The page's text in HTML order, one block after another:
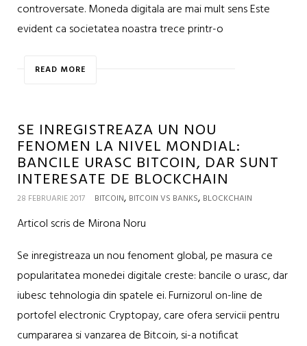
controversate. Moneda digitala are mai mult sens Este
evident ca societatea noastra trece printr-o
READ MORE
SE INREGISTREAZA UN NOU
FENOMEN LA NIVEL MONDIAL:
BANCILE URASC BITCOIN, DAR SUNT
INTERESATE DE BLOCKCHAIN
28 FEBRUARIE 2017 BITCOIN, BITCOIN VS BANKS, BLOCKCHAIN
Articol scris de Mirona Noru
Se inregistreaza un nou fenoment global, pe masura ce
popularitatea monedei digitale creste: bancile o urasc, dar
iubesc tehnologia din spatele ei. Furnizorul on-line de
portofel electronic Cryptopay, care ofera servicii pentru
cumpararea si vanzarea de Bitcoin, si-a notificat